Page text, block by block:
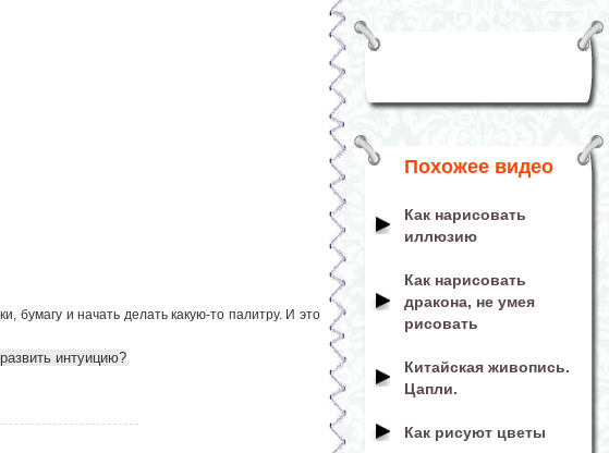
бумагу и начать делать какую-то палитру. И это
интуицию?
Похожее видео
Как нарисовать
иллюзию
Как нарисовать
дракона, не умея
рисовать
Китайская живопись.
Цапли.
Как рисуют цветы